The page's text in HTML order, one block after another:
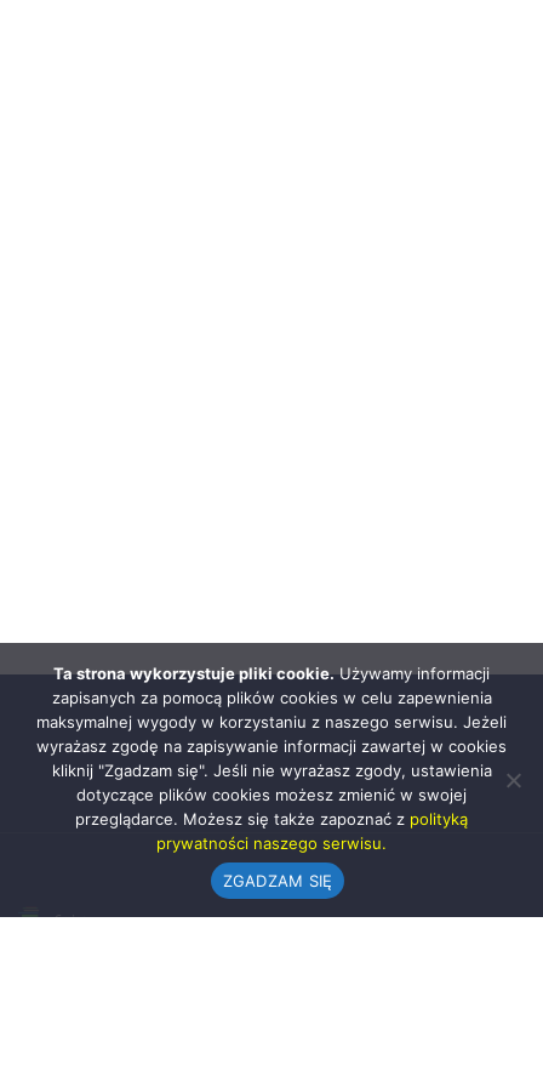
Ta strona wykorzystuje pliki cookie.Używamy informacji
zapisanych za pomocą plików cookies w celu zapewnienia
maksymalnej wygody w korzystaniu z naszego serwisu. Jeżeli
wyrażasz zgodę na zapisywanie informacji zawartej w cookies
kliknij "Zgadzam się". Jeśli nie wyrażasz zgody, ustawienia
dotyczące plików cookies możesz zmienić w swojej
przeglądarce. Możesz się także zapoznać z polityką
prywatności naszego serwisu.
ZGADZAM SIĘ